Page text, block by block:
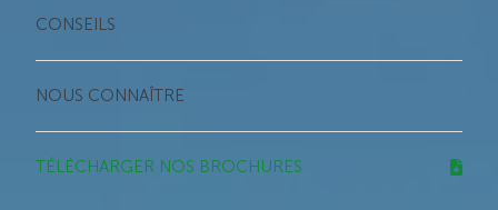
CONSEILS
NOUS CONNAÎTRE
TÉLÉCHARGER NOS BROCHURES